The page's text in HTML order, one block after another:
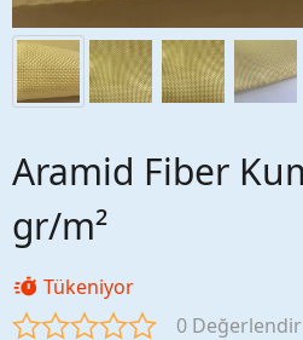
Aramid Fiber
gr/m²
Tükeniyor
0